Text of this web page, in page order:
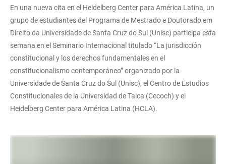
En una nueva cita en el Heidelberg Center para América Latina, un
grupo de estudiantes del Programa de Mestrado e Doutorado em
Direito da Universidade de Santa Cruz do Sul (Unisc) participa esta
semana en el Seminario Internacional titulado “La jurisdicción
constitucional y los derechos fundamentales en el
constitucionalismo contemporáneo” organizado por la
Universidade de Santa Cruz do Sul (Unisc), el Centro de Estudios
Constitucionales de la Universidad de Talca (Cecoch) y el
Heidelberg Center para América Latina (HCLA).